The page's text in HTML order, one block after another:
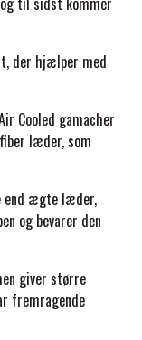
der hjælper med
Cooled gamacher
læder, som
end ægte læder,
og bevarer den
giver større
fremragende